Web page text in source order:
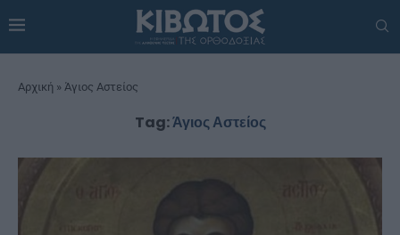
Αρχική » Άγιος Αστείος
Tag:Άγιος Αστείος